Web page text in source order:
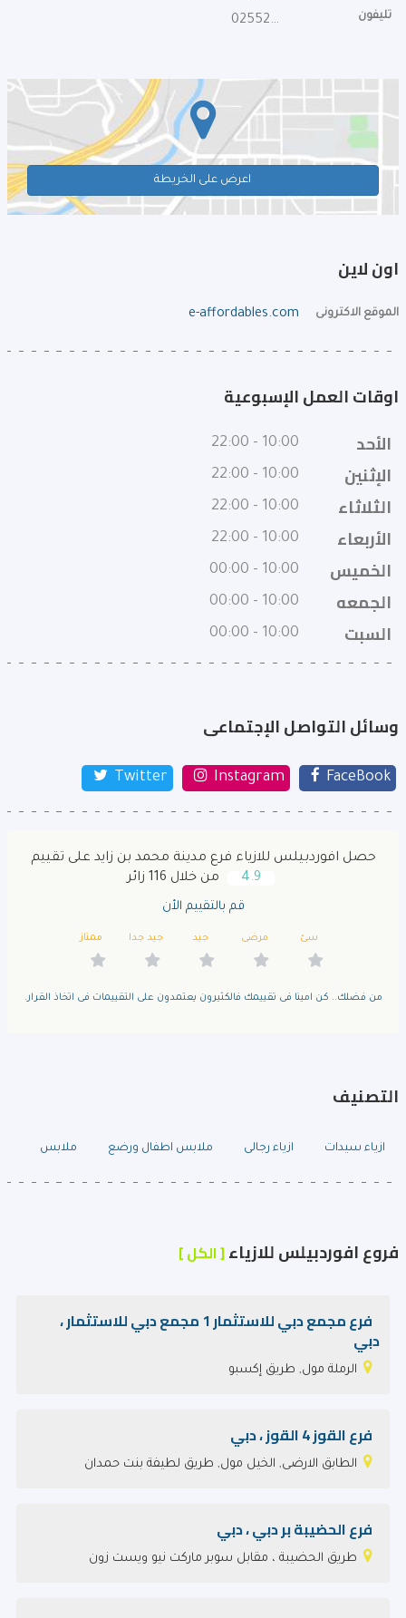
تليفون 025520075
اعرض على الخريطة
اون لاين
الموقع الاكترونى e-affordables.com
اوقات العمل الإسبوعية
الأحد
10:00 - 22:00
الإثنين 10:00 - 22:00
الثلاثاء 10:00 - 22:00
الأربعاء 10:00 - 22:00
الخميس 10:00 - 00:00
الجمعه 10:00 - 00:00
السبت 10:00 - 00:00
وسائل التواصل الإجتماعى
FaceBook
Instagram
Twitter
حصل افوردبيلس للازياء فرع مدينة محمد بن زايد على تقييم
4.9
من خلال 116 زائر
قم بالتقييم الأن
سئ مرضى جيد جيد جدا ممتاز
من فضلك.. كن امينا فى تقييمك فالكثيرون يعتمدون على التقييمات فى اتخاذ القرار.
التصنيف
ازياء سيدات ازياء رجالى ملابس اطفال ورضع ملابس
فروع افوردبيلس للازياء[ الكل ]
فرع مجمع دبي للاستثمار 1 مجمع دبي للاستثمار ،
دبي
الرملة مول, طريق إكسبو
فرع القوز 4 القوز ، دبي
الطابق الارضى, الخيل مول, طريق لطيفة بنت حمدان
فرع الحضيبة بر دبي ، دبي
طريق الحضيبة ، مقابل سوبر ماركت نيو ويست زون